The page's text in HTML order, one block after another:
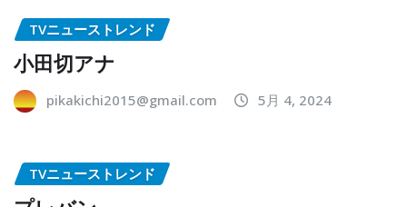
TVニューストレンド
小田切アナ
pikakichi2015@gmail.com 5月 4, 2024
TVニューストレンド